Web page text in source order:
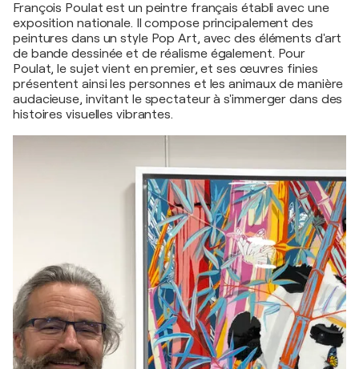
François Poulat est un peintre français établi avec une
exposition nationale. Il compose principalement des
peintures dans un style Pop Art, avec des éléments d'art
de bande dessinée et de réalisme également. Pour
Poulat, le sujet vient en premier, et ses œuvres finies
présentent ainsi les personnes et les animaux de manière
audacieuse, invitant le spectateur à s'immerger dans des
histoires visuelles vibrantes.